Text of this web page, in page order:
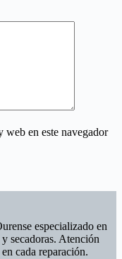
en este navegador
especializado en
secadoras. Atención
cada reparación.